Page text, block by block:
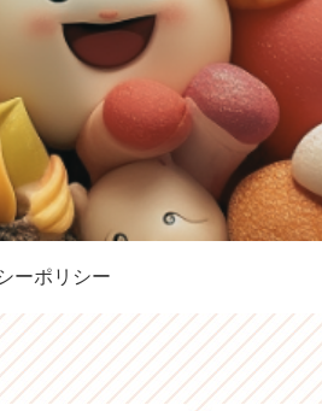
ーポリシー